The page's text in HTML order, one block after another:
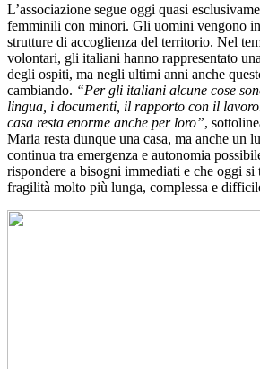
L’associazione segue oggi quasi
femminili con minori. Gli uomini vengono
strutture di accoglienza del territorio. Nel
volontari, gli italiani hanno rappresentato
degli ospiti, ma negli ultimi anni anche
cambiando. “Per gli italiani alcune cose
lingua, i documenti, il rapporto con il
casa resta enorme anche per loro”,
Maria resta dunque una casa, ma anche un
continua tra emergenza e autonomia
rispondere a bisogni immediati e che oggi si
fragilità molto più lunga, complessa e